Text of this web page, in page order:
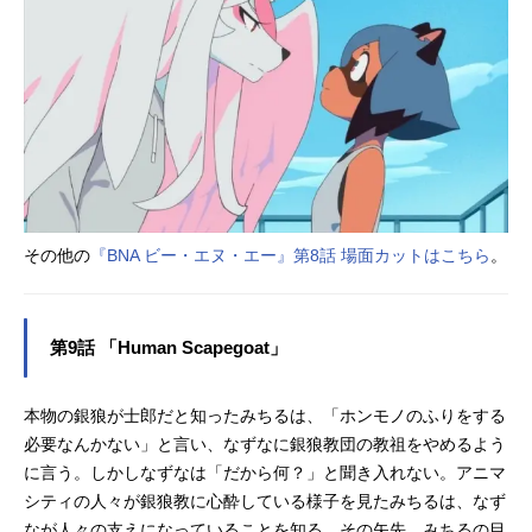
その他の 『BNA ビー・エヌ・エー』第8話 場面カットはこちら 。
第9話 「Human Scapegoat」
本物の銀狼が士郎だと知ったみちるは、「ホンモノのふりをする
必要なんかない」と言い、なずなに銀狼教団の教祖をやめるよう
に言う。しかしなずなは「だから何？」と聞き入れない。アニマ
シティの人々が銀狼教に心酔している様子を見たみちるは、なず